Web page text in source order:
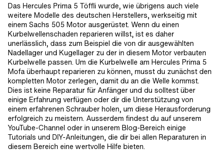
Das Hercules Prima 5 Töffli wurde, wie übrigens auch viele
weitere Modelle des deutschen Herstellers, werkseitig mit
einem Sachs 505 Motor ausgerüstet. Wenn du einen
Kurbelwellenschaden reparieren willst, ist es daher
unerlässlich, dass zum Beispiel die von dir ausgewählten
Nadellager und Kugellager zu der in diesem Motor verbauten
Kurbelwelle passen. Um die Kurbelwelle am Hercules Prima 5
Mofa überhaupt reparieren zu können, musst du zunächst den
kompletten Motor zerlegen, damit du an die Welle kommst.
Dies ist keine Reparatur für Anfänger und du solltest über
einige Erfahrung verfügen oder dir die Unterstützung von
einem erfahrenen Schrauber holen, um diese Herausforderung
erfolgreich zu meistern. Ausserdem findest du auf unserem
YouTube-Channel oder in unserem Blog-Bereich einige
Tutorials und DIY-Anleitungen, die dir bei allen Reparaturen in
diesem Bereich eine wertvolle Hilfe bieten.